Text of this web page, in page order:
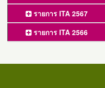
รายการ ITA 2567
รายการ ITA 2566